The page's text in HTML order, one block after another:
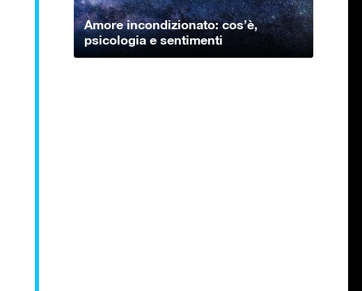
Amore incondizionato: cos’è,
psicologia e sentimenti